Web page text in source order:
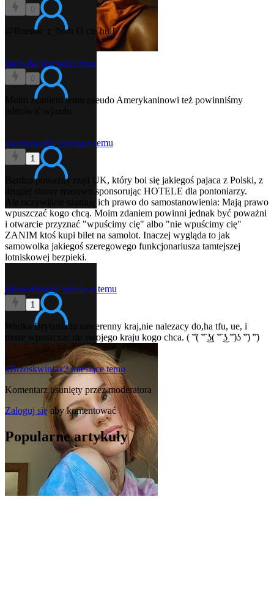
0
@Borsuk_z_boru O cie hui!
kodyak2 miesiące temu
0
Moim zdaniem temu pseudo Amerykaninowi też powinniśmy
gwintownik2 miesiące temu
1
Bardzo poważny rząd UK, który boi się jakiegoś pajaca z Polski, z
drugiej strony masowo sponsorując HOTELE dla pontoniarzy.
Ale oczywiście szanuję ich prawo do samostanowienia: Mają prawo
wpuszczać kogo chcą. Moim zdaniem powinni jednak być poważni
i otwarcie przyznać "wpuścimy cię" albo "nie wpuścimy cię"
ZANIM ktoś kupi bilet na samolot. Inaczej wygląda to jak
samowolka jakiegoś szeregowego funkcjonariusza tamtejszej
lotniskowej bezpieki.
jajkosadzone2 miesiące temu
1
Wielka Brytania to suwerenny kraj,nie nalezacy do,ha tfu, ue, i
moze wpuszczac do swojego kraju kogo chca. ( ͡°( ͡° ͜ʖ( ͡° ͜ʖ ͡°)ʖ ͡°) ͡°)
xBrzoskwiniax2 miesiące temu
Komentarz usunięty przez moderatora
Zaloguj sięaby komentować
Popularne artykuły